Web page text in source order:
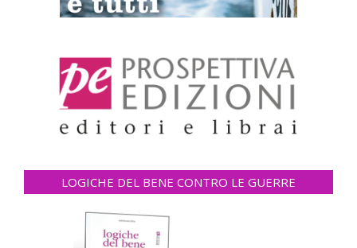
LOGICHE DEL BENE CONTRO LE GUERRE